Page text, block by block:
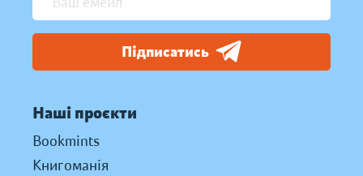
Підписатись
Наші проєкти
Bookmints
Книгоманія